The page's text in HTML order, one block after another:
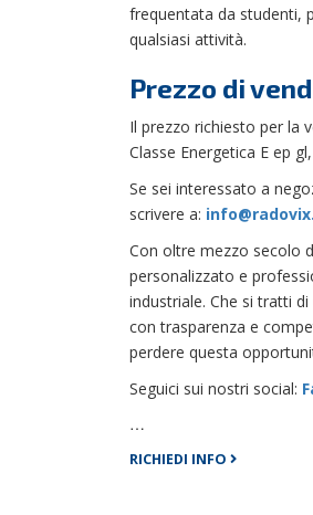
frequentata da studenti,
qualsiasi attività.
Prezzo di
Il prezzo richiesto per la
Classe Energetica E ep
Se sei interessato a
scrivere a:
Con oltre mezzo secolo
personalizzato e
industriale. Che si tratti
con trasparenza e
perdere questa
Seguici sui nostri social:
…
RICHIEDI INFO